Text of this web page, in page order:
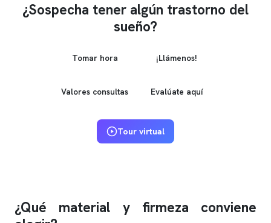
¿Sospecha tener algún trastorno del
sueño?
Tomar hora ¡Llámenos!
Valores consultas Evalúate aquí
Tour virtual
¿Qué material y firmeza conviene